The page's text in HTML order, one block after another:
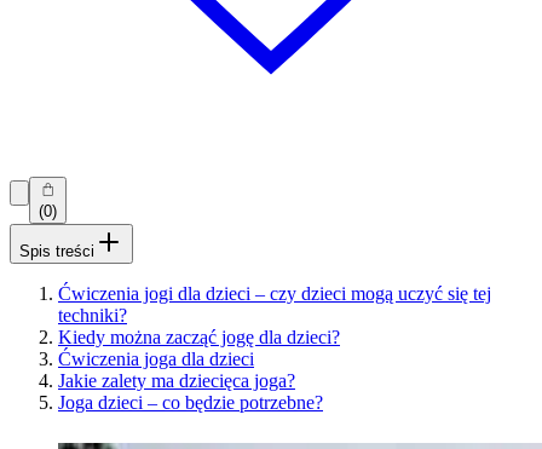
(0)
Spis treści
Ćwiczenia jogi dla dzieci – czy dzieci mogą uczyć się tej
techniki?
Kiedy można zacząć jogę dla dzieci?
Ćwiczenia joga dla dzieci
Jakie zalety ma dziecięca joga?
Joga dzieci – co będzie potrzebne?